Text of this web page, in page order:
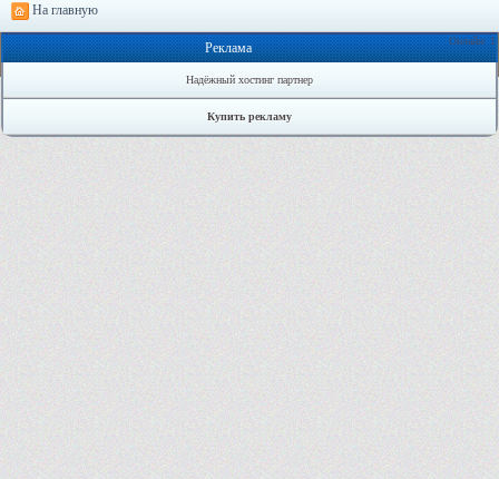
На главную
Онлайн: 1
Реклама
Надёжный хостинг партнер
Купить рекламу